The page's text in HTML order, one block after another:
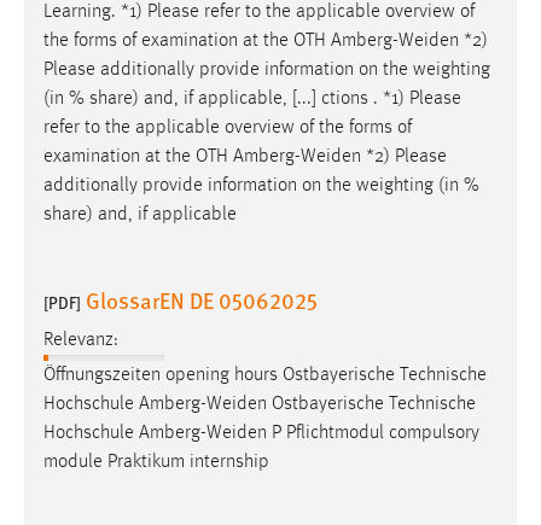
Learning. *1) Please refer to the applicable overview of
the forms of examination at the OTH Amberg-Weiden *2)
Please additionally provide information on the weighting
(in % share) and, if applicable, [...] ctions . *1) Please
refer to the applicable overview of the forms of
examination at the OTH Amberg-Weiden *2) Please
additionally provide information on the weighting (in %
share) and, if applicable
[PDF] GlossarEN DE 05062025
Relevanz:
Öffnungszeiten opening hours Ostbayerische Technische
Hochschule Amberg-Weiden Ostbayerische Technische
Hochschule Amberg-Weiden P Pflichtmodul compulsory
module Praktikum internship